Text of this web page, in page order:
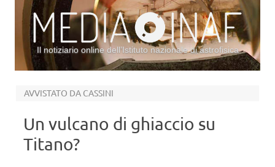
Il notiziario online dell’Istituto nazionale di astrofisica
AVVISTATO DA CASSINI
Un vulcano di ghiaccio su
Titano?